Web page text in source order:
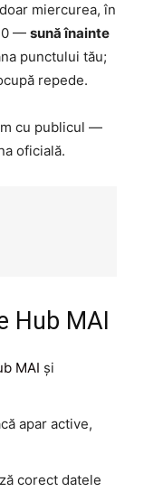
doar miercurea, în
— sună înainte
punctului tău;
repede.
cu publicul —
oficială.
Hub MAI
MAI și
apar active,
corect datele